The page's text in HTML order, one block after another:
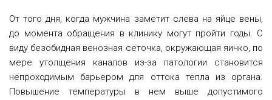
От того дня, когда мужчина заметит слева на яйце вены,
до момента обращения в клинику могут пройти годы. С
виду безобидная венозная сеточка, окружающая яичко, по
мере утолщения каналов из-за патологии становится
непроходимым барьером для оттока тепла из органа.
Повышение температуры в нем выше допустимого